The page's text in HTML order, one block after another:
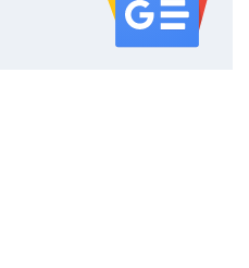
serwisu